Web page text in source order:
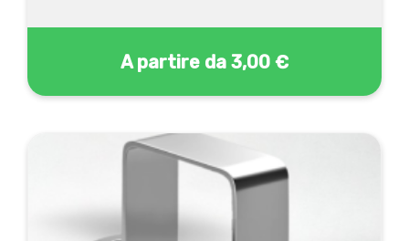
A partire da 3,00 €